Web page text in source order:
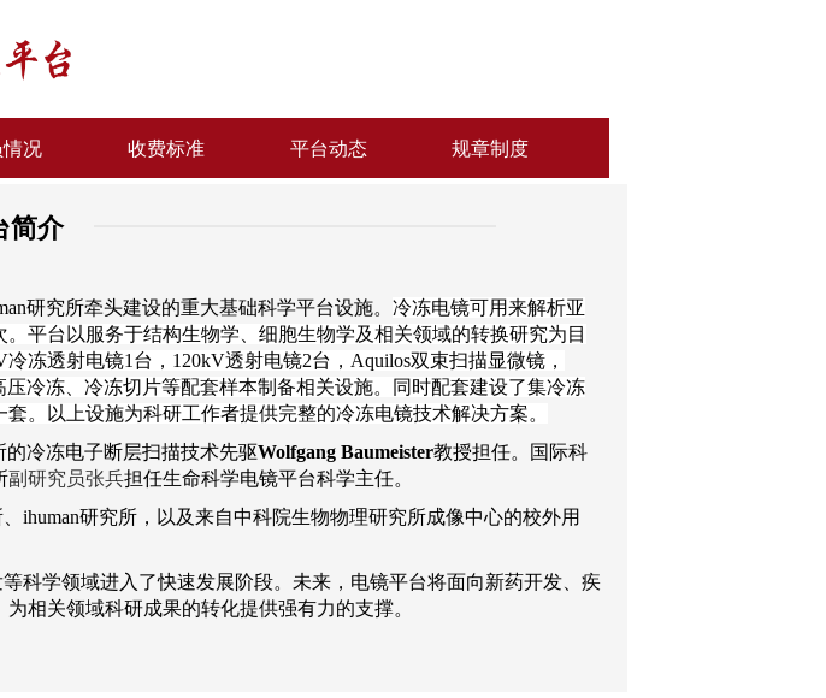
况 收费标准 平台动态 规章制度
简介
研究所牵头建设的重大基础科学平台设施。 冷冻电镜可用来解析亚
平台以服务于结构生物学、细胞生物学及相关领域的转换研究为目
冷冻透射电镜1 台， 120kV透射电镜2台， Aquilos双束扫描显微镜，
冷冻、冷冻切片等配套样本制备相关设施。同时配套建设了集冷冻
。以上设施为科研工作者提供完整的冷冻电镜技术解决方案。
的冷冻电子断层扫描技术先驱Wolfgang Baumeister教授担任。国际科
副研究员张兵担任生命科学电镜平台科学主任。
ihuman研究所，以及来自中科院生物物理研究所成像中心的校外用
科学领域进入了快速发展阶段。未来，电镜平台将面向新药开发、疾
相关领域科研成果的转化提供强有力的支撑。